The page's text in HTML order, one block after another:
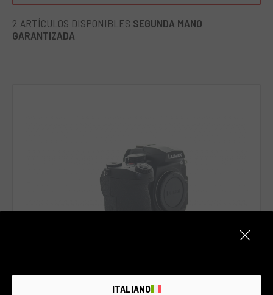
2 ARTÍCULOS DISPONIBLES SEGUNDA MANO
GARANTIZADA
Panasonic
ITALIANO